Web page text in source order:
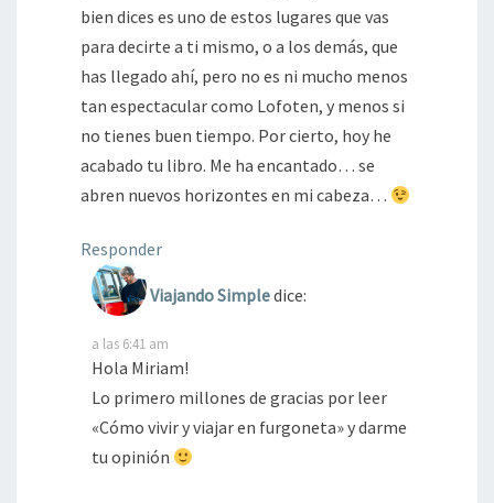
bien dices es uno de estos lugares que vas
para decirte a ti mismo, o a los demás, que
has llegado ahí, pero no es ni mucho menos
tan espectacular como Lofoten, y menos si
no tienes buen tiempo. Por cierto, hoy he
acabado tu libro. Me ha encantado… se
abren nuevos horizontes en mi cabeza…
Responder
Viajando Simpledice:
a las 6:41 am
Hola Miriam!
Lo primero millones de gracias por leer
«Cómo vivir y viajar en furgoneta» y darme
tu opinión